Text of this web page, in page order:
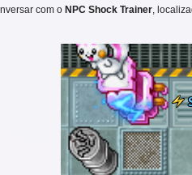
com o NPC Shock Trainer,